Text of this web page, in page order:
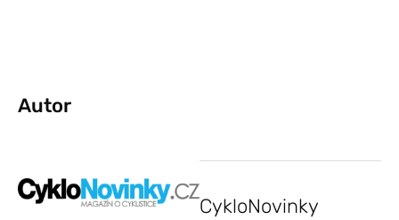
Autor
CykloNovinky